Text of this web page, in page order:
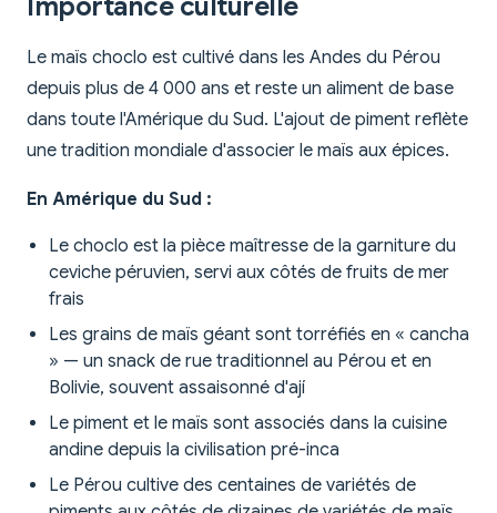
Importance culturelle
Le maïs choclo est cultivé dans les Andes du Pérou
depuis plus de 4 000 ans et reste un aliment de base
dans toute l'Amérique du Sud. L'ajout de piment reflète
une tradition mondiale d'associer le maïs aux épices.
En Amérique du Sud :
Le choclo est la pièce maîtresse de la garniture du
ceviche péruvien, servi aux côtés de fruits de mer
frais
Les grains de maïs géant sont torréfiés en « cancha
» — un snack de rue traditionnel au Pérou et en
Bolivie, souvent assaisonné d'ají
Le piment et le maïs sont associés dans la cuisine
andine depuis la civilisation pré-inca
Le Pérou cultive des centaines de variétés de